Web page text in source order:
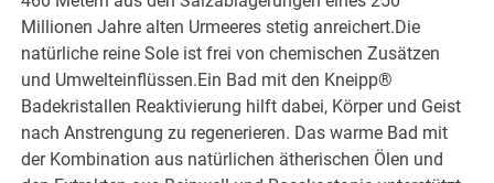
Millionen Jahre alten Urmeeres stetig anreichert.Die
natürliche reine Sole ist frei von chemischen Zusätzen
und Umwelteinflüssen.Ein Bad mit den Kneipp®
Badekristallen Reaktivierung hilft dabei, Körper und Geist
nach Anstrengung zu regenerieren. Das warme Bad mit
der Kombination aus natürlichen ätherischen Ölen und